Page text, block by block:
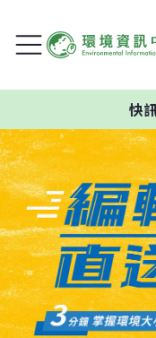
快訊